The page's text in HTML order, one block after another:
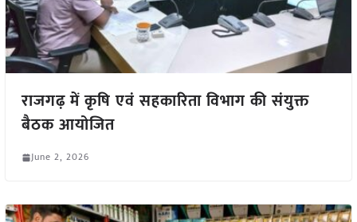
राजगढ़ में कृषि एवं सहकारिता विभाग की संयुक्त
बैठक आयोजित
June 2, 2026